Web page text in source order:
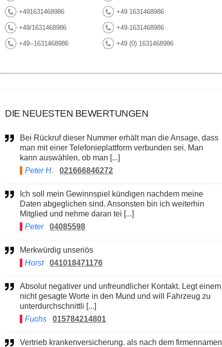
+491631468986 +49 1631468986
+49/1631468986 +49-1631468986
+49--1631468986 +49 (0) 1631468986
DIE NEUESTEN BEWERTUNGEN
Bei Rückruf dieser Nummer erhält man die Ansage, dass
man mit einer Telefonieplattform verbunden sei. Man
kann auswählen, ob man [...]
Peter H.
021666846272
Daten abgeglichen sind. Ansonsten bin ich weiterhin
Mitglied und nehme daran tei [...]
Peter
04085598
Merkwürdig unseriös
Horst
041018471176
Absolut negativer und unfreundlicher Kontakt. Legt einem
nicht gesagte Worte in den Mund und will Fahrzeug zu
unterdurchschnittli [...]
Fuchs
015784214801
Vertrieb krankenversicherung. als nach dem firmennamen